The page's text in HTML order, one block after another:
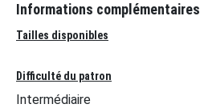
Informations complémentaires
Tailles disponibles
Difficulté du patron
Intermédiaire